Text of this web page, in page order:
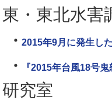
東・東北水害
2015年9月に発生し
『2015年台風18号
研究室